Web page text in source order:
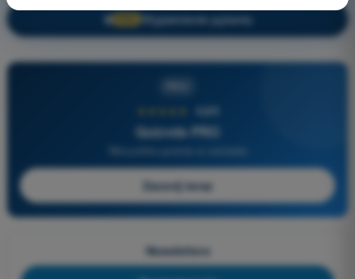
🔒 Wyjaśnienie pytania
4,6/5
Quizvds PRO
Zacznij teraz
Newslettera